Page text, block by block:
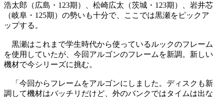
浩太郎（広島・123期）、松崎広太（茨城・123期）、岩井芯
（岐阜・125期）の勢いも十分で、ここでは黒瀬をピックア
ップする。
黒瀬はこれまで学生時代から使っているルックのフレーム
を使用していたが、今回アルゴンのフレームを新調。新しい
機材で今シリーズに挑む。
「今回からフレームをアルゴンにしました。ディスクも新
調して機材はバッチリだけど、外のバンクではタイムは出な